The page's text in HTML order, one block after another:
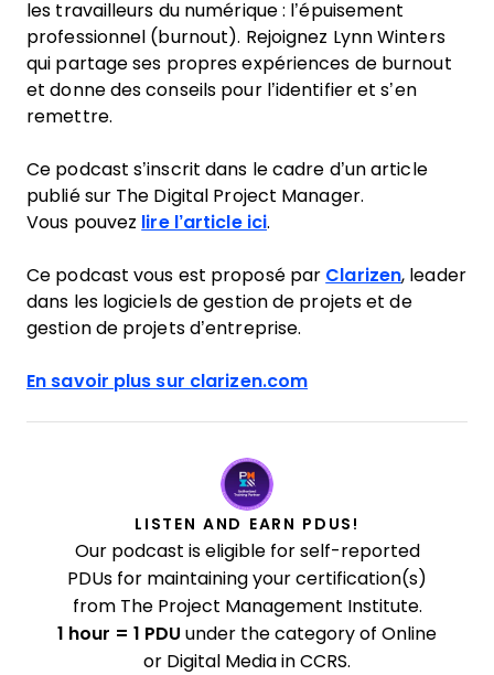
les travailleurs du numérique : l’épuisement
professionnel (burnout). Rejoignez Lynn Winters
qui partage ses propres expériences de burnout
et donne des conseils pour l’identifier et s’en
remettre.
Ce podcast s’inscrit dans le cadre d’un article
publié sur The Digital Project Manager.
Vous pouvez lire l’article ici.
Ce podcast vous est proposé par Clarizen, leader
dans les logiciels de gestion de projets et de
gestion de projets d’entreprise.
En savoir plus sur clarizen.com
LISTEN AND EARN PDUS!
Our podcast is eligible for self-reported
PDUs for maintaining your certification(s)
from The Project Management Institute.
1 hour = 1 PDU under the category of Online
or Digital Media in CCRS.